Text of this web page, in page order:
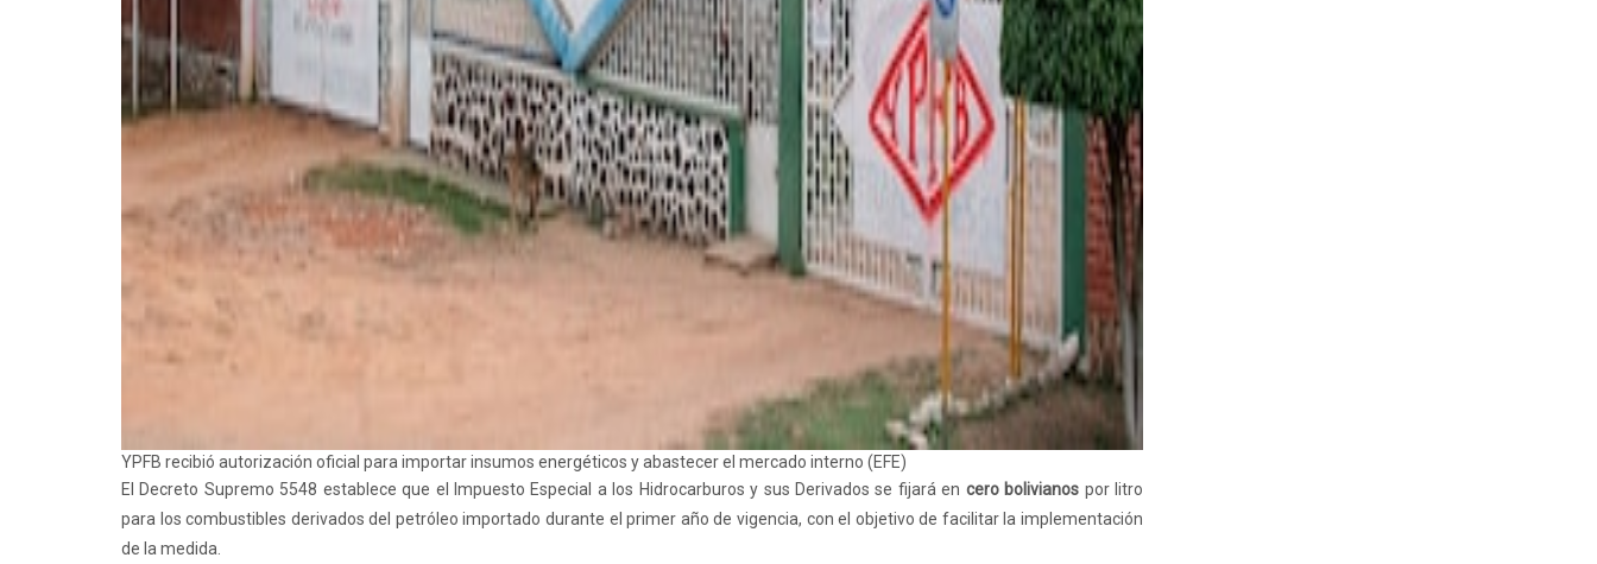
YPFB recibió autorización oficial para importar insumos energéticos y abastecer el mercado interno (EFE)
El Decreto Supremo 5548 establece que el Impuesto Especial a los Hidrocarburos y sus Derivados se fijará en cero bolivianos por litro
para los combustibles derivados del petróleo importado durante el primer año de vigencia, con el objetivo de facilitar la implementación
de la medida.